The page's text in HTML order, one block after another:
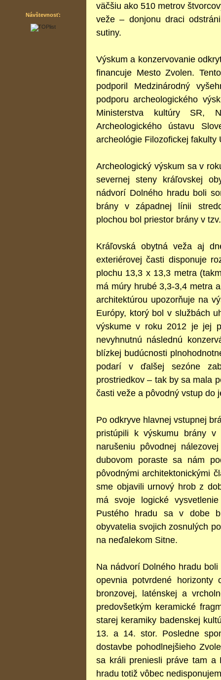
Návštevnosť:
väčšiu ako 510 metrov
veže – donjonu draci
sutiny.
Výskum a konzervovanie
financuje Mesto Zvolen.
podporil Medzinárodný
podporu archeologického
Ministerstva kultúry SR,
Archeologického ústavu
archeológie Filozofickej
Archeologický výskum sa v
severnej steny kráľovskej
nádvorí Dolného hradu boli
brány v západnej línii
plochou bol priestor brány v
Kráľovská obytná veža aj
exteriérovej časti disponuje
plochu 13,3 x 13,3 metra
má múry hrubé 3,3-3,4 metra
architektúrou upozorňuje na
Európy, ktorý bol v službách
výskume v roku 2012 je jej
nevyhnutnú následnú
blízkej budúcnosti
podarí v ďalšej sezóne
prostriedkov – tak by sa mala
časti veže a pôvodný vstup do
Po odkryve hlavnej vstupnej
pristúpili k výskumu brány v
narušeniu pôvodnej
dubovom poraste sa nám
pôvodnými architektonickými
sme objavili urnový hrob z
má svoje logické
Pustého hradu sa v dobe
obyvatelia svojich zosnulých
na neďalekom Sitne.
Na nádvorí Dolného hradu
opevnia potvrdené
bronzovej, laténskej a
predovšetkým keramické
starej keramiky badenskej
13. a 14. stor. Posledne
dostavbe pohodlnejšieho
sa králi preniesli práve tam a
hradu totiž vôbec